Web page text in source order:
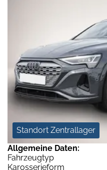
Standort Zentrallager
Allgemeine Daten:
Fahrzeugtyp
Karosserieform